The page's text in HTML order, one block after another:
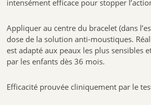
d’ingestion. • Se pose ou s’enroule sur tout
sécher le bracelet et réappliquer la recharge en
mode d’emploi.
2. COMPOSITION
EUH208 – Contient Alpha pinène, Eucalyptol,
(0)1.45.42.59.59 • Eliminer le contenu/récipient
législation nationale/locale.
intensément efficace pour stopper
Appliquer au centre du bracelet (dans
dose de la solution anti-moustiques.
est adapté aux peaux les plus sensibles
par les enfants dès 36 mois.
Efficacité prouvée cliniquement par le